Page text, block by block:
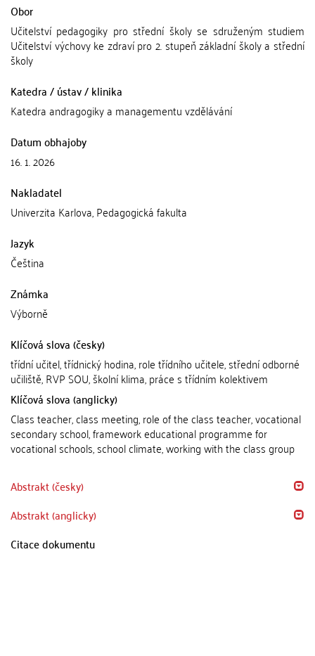
Obor
Učitelství pedagogiky pro střední školy se sdruženým studiem
Učitelství výchovy ke zdraví pro 2. stupeň základní školy a střední
školy
Katedra / ústav / klinika
Katedra andragogiky a managementu vzdělávání
Datum obhajoby
16. 1. 2026
Nakladatel
Univerzita Karlova, Pedagogická fakulta
Jazyk
Čeština
Známka
Výborně
Klíčová slova (česky)
třídní učitel, třídnický hodina, role třídního učitele, střední odborné
učiliště, RVP SOU, školní klima, práce s třídním kolektivem
Klíčová slova (anglicky)
Class teacher, class meeting, role of the class teacher, vocational
secondary school, framework educational programme for
vocational schools, school climate, working with the class group
Abstrakt (česky)
Abstrakt (anglicky)
Citace dokumentu